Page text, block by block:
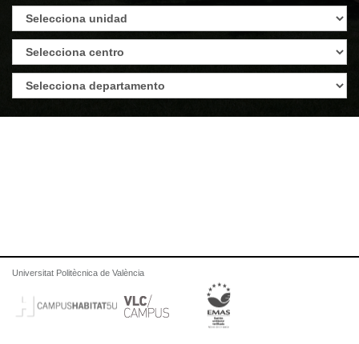
Universitat Politècnica de València